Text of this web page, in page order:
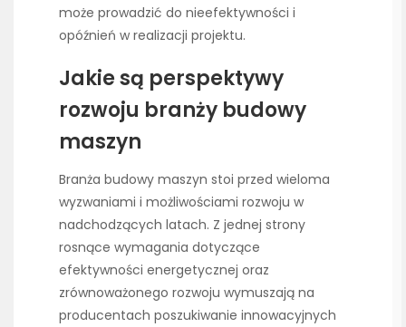
może prowadzić do nieefektywności i
opóźnień w realizacji projektu.
Jakie są perspektywy
rozwoju branży budowy
maszyn
Branża budowy maszyn stoi przed wieloma
wyzwaniami i możliwościami rozwoju w
nadchodzących latach. Z jednej strony
rosnące wymagania dotyczące
efektywności energetycznej oraz
zrównoważonego rozwoju wymuszają na
producentach poszukiwanie innowacyjnych